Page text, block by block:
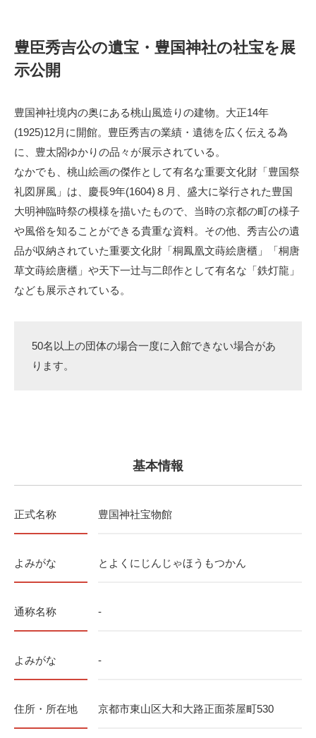
豊臣秀吉公の遺宝・豊国神社の社宝を展
示公開
豊国神社境内の奥にある桃山風造りの建物。大正14年
(1925)12月に開館。豊臣秀吉の業績・遺徳を広く伝える為
に、豊太閤ゆかりの品々が展示されている。
なかでも、桃山絵画の傑作として有名な重要文化財「豊国祭
礼図屏風」は、慶長9年(1604)８月、盛大に挙行された豊国
大明神臨時祭の模様を描いたもので、当時の京都の町の様子
や風俗を知ることができる貴重な資料。その他、秀吉公の遺
品が収納されていた重要文化財「桐鳳凰文蒔絵唐櫃」「桐唐
草文蒔絵唐櫃」や天下一辻与二郎作として有名な「鉄灯龍」
なども展示されている。
50名以上の団体の場合一度に入館できない場合があ
ります。
基本情報
正式名称 豊国神社宝物館
よみがな とよくにじんじゃほうもつかん
通称名称 -
よみがな -
住所・所在地 京都市東山区大和大路正面茶屋町530